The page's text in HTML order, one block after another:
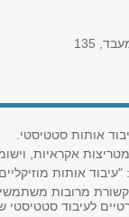
135
אותות סטטיסטי.
אותות
מרובות
לעיבוד